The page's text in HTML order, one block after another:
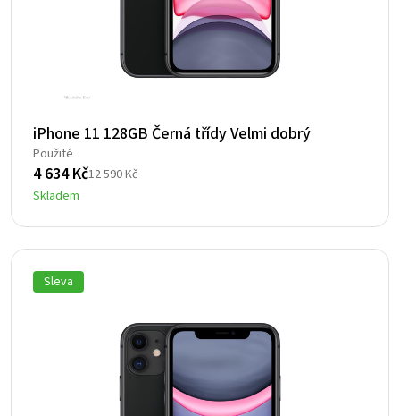
iPhone 11 128GB Černá třídy Velmi dobrý
Použité
12 590Kč
Původní
cena
byla:
12
590 Kč.
4 634Kč
Aktuální
cena
je:
4
634 Kč.
Skladem
Sleva